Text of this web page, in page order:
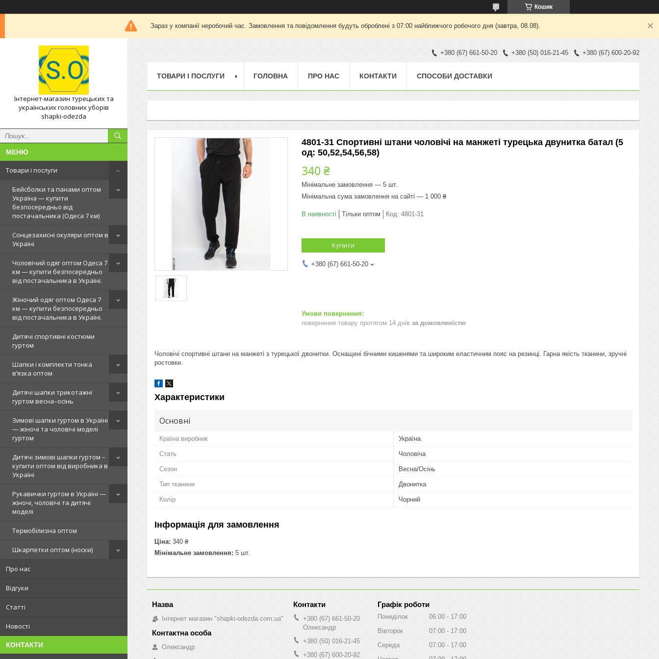
Кошик
Зараз у компанії неробочий час. Замовлення та повідомлення будуть оброблені з 07:00 найближчого робочого дня (завтра, 08.08).
Інтернет-магазин турецьких та
українських головних уборів
shapki-odezda
Товари і послуги
Бейсболки та панами оптом
Україна — купити
безпосередньо від
постачальника (Одеса 7 км)
Сонцезахисні окуляри оптом в
Україні
Чоловічий одяг оптом Одеса 7
км — купити безпосередньо
від постачальника в Україні.
Жіночий одяг оптом Одеса 7
км — купити безпосередньо
від постачальника в Україні.
Дитячі спортивні костюми
гуртом
Шапки і комплекти тонка
в’язка оптом
Дитячі шапки трикотажні
гуртом весна–осінь
Зимові шапки гуртом в Україні
— жіночі та чоловічі моделі
гуртом
Дитячі зимові шапки гуртом –
купити оптом від виробника в
Україні
Рукавички гуртом в Україні —
жіночі, чоловічі та дитячі
моделі
Термобілизна оптом
Шкарпетки оптом (носки)
Про нас
Відгуки
Статті
Новості
КОНТАКТИ
+380 (67) 661-50-20 +380 (50) 016-21-45 +380 (67) 600-20-92
ТОВАРИ І ПОСЛУГИ ГОЛОВНА ПРО НАС КОНТАКТИ СПОСОБИ ДОСТАВКИ
4801-31 Спортивні штани чоловічі на манжеті турецька двунитка батал (5
од: 50,52,54,56,58)
340 ₴
Мінімальне замовлення — 5 шт.
Мінімальна сума замовлення на сайті — 1 000 ₴
В наявності Тільки оптом Код: 4801-31
Купити
+380 (67) 661-50-20
повернення товару протягом 14 днів за домовленістю
Чоловічі спортивні штани на манжеті з турецької двонитки. Оснащені бічними кишенями та широким еластичним пояс на резинці. Гарна якість тканини, зручні
ростовки.
Характеристики
Основні
Країна виробник Україна
Стать Чоловіча
Сезон Весна/Осінь
Тип тканини Двонитка
Колір Чорний
Інформація для замовлення
Ціна: 340 ₴
Мінімальне замовлення: 5 шт.
Інтернет магазин "shapki-odezda.com.ua"
Олександр
+380 (67) 661-50-20
Олександр
+380 (50) 016-21-45
+380 (67) 600-20-92
Графік роботи
Понеділок 06:00
17:00
Вівторок
07:00
17:00
Середа
07:00
17:00